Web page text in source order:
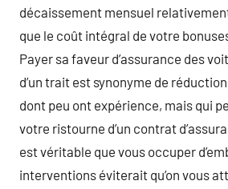
décaissement mensuel
que le coût intégral de votre
Payer sa faveur d’assurance des
d’un trait est synonyme de
dont peu ont expérience, mais qui
votre ristourne d’un contrat
est véritable que vous occuper
interventions éviterait qu’on vous